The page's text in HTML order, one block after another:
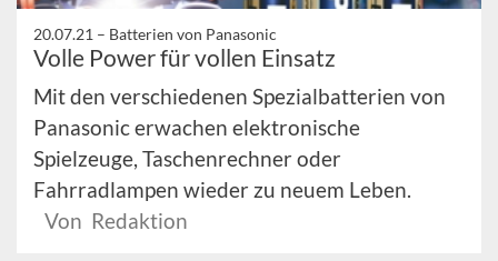
20.07.21 – Batterien von Panasonic
Volle Power für vollen Einsatz
Mit den verschiedenen Spezialbatterien von
Panasonic erwachen elektronische
Spielzeuge, Taschenrechner oder
Fahrradlampen wieder zu neuem Leben.
Von Redaktion